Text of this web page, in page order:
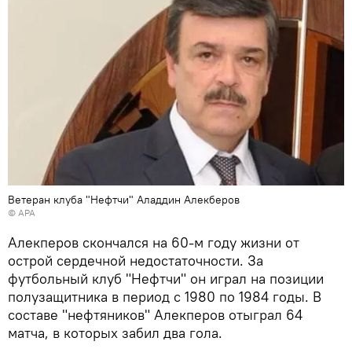
Ветеран клуба "Нефтчи" Аладдин Алекберов
© APA
Алекперов скончался на 60-м году жизни от
острой сердечной недостаточности. За
футбольный клуб "Нефтчи" он играл на позиции
полузащитника в период с 1980 по 1984 годы. В
составе "нефтяников" Алекперов отыграл 64
матча, в которых забил два гола.